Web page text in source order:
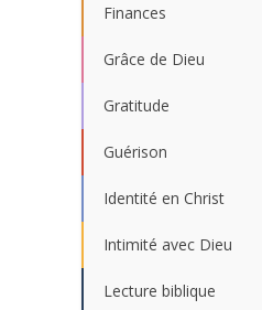
Finances
Grâce de Dieu
Gratitude
Guérison
Identité en Christ
Intimité avec Dieu
Lecture biblique